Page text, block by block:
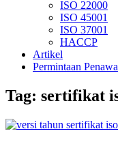
ISO 22000
ISO 45001
ISO 37001
HACCP
Artikel
Permintaan
Tag: sertifikat